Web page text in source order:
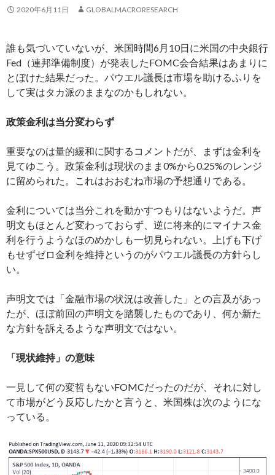
2020年6月11日 GLOBALMACRORESEARCH
誰も気づいていないが、米国時間6月10日に米国の中央銀行
Fed（連邦準備制度）が発表したFOMC会合結果はあまりに
とぼけた結果だった。パウエル議長は市場を助けるふりを
して実はタカ派のままなのかもしれない。
政策金利は当分変わらず
重要なのは量的緩和に関するコメントだが、まずは金利を
見てゆこう。政策金利は現状のまま0%から0.25%のレンジ
に留められた。これはおおむね市場の予想通りである。
金利については当分これを動かすつもりはないようだ。声
明文もほとんど変わっておらず、逆に将来的にマイナス金
利を行うようなほのめかしも一切見られない。上げも下げ
もせずゼロ金利を維持というのがパウエル議長の方針らし
い。
声明文では「金融市場の状況は改善した」との言及があっ
たが、ほぼ前回の声明文を踏襲したものであり、何か新た
な方針を訴えるような声明文ではない。
「現状維持」の意味
一見して何の変哲もないFOMCだったのだが、それに対し
て市場がどう反応したかと言うと、米国株は次のようにな
っている。